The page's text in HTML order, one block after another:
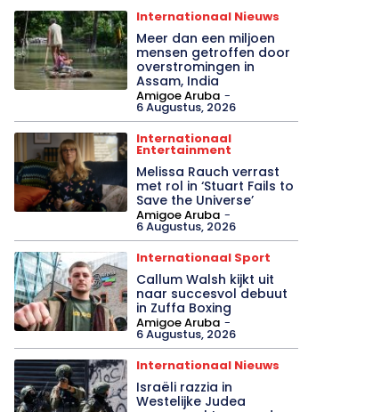
Internationaal Nieuws
Meer dan een miljoen
mensen getroffen door
overstromingen in
Assam, India
Amigoe Aruba -
6 Augustus, 2026
Internationaal
Entertainment
Melissa Rauch verrast
met rol in ‘Stuart Fails to
Save the Universe’
Amigoe Aruba -
6 Augustus, 2026
Internationaal Sport
Callum Walsh kijkt uit
naar succesvol debuut
in Zuffa Boxing
Amigoe Aruba -
6 Augustus, 2026
Internationaal Nieuws
Israëli razzia in
Westelijke Judea